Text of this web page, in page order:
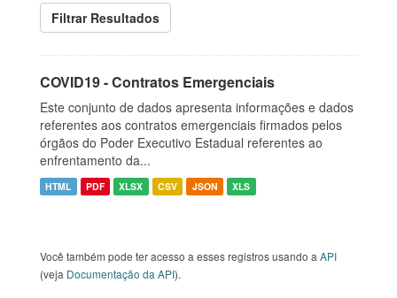
Filtrar Resultados
COVID19 - Contratos Emergenciais
Este conjunto de dados apresenta informações e dados
referentes aos contratos emergenciais firmados pelos
órgãos do Poder Executivo Estadual referentes ao
enfrentamento da...
HTML PDF XLSX CSV JSON XLS
Você também pode ter acesso a esses registros usando a API
(veja Documentação da API).